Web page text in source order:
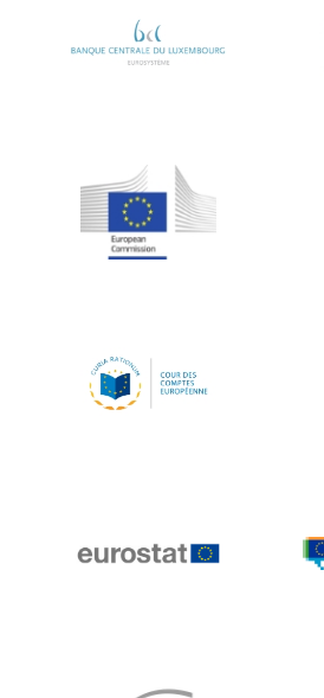
Lars Heikensten
Lucas Papademos
Máire Geoghegan-Quinn
Manolis Mavrommatis
Mario Centeno
Mario Monti
Michael Berry
Mireille Delmas-Marty